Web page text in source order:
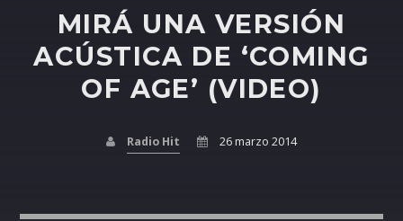
BUSCAR EN RADIO HIT
COMPARTE EN...
MIRÁ UNA VERSIÓN
ACÚSTICA DE ‘COMING
OF AGE’ (VIDEO)
Radio Hit 26 marzo 2014